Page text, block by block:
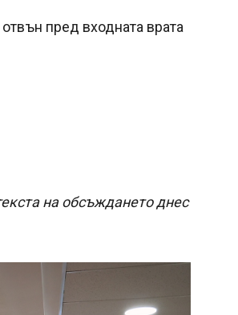
пред входната врата
на обсъждането днес